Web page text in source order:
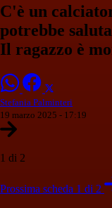
C'è un
potrebbe
Il ragazzo è
Stefania Palminteri
19 marzo 2025 - 17:19
1 di 2
Prossima scheda 1 di 2